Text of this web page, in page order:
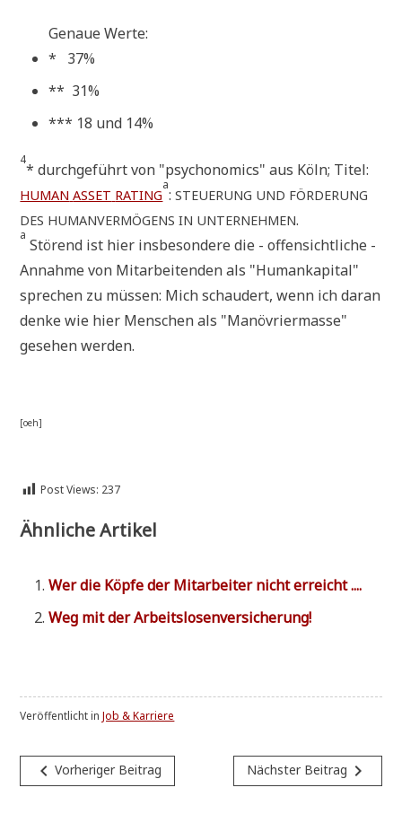
Genaue Wer­te:
* 37%
** 31%
*** 18 und 14%
4
* durch­ge­führt von "psy­cho­no­mics" aus Köln; Titel:
HUMAN ASSET RATING
a
:STEUERUNG UND FÖRDERUNG
DES HUMANVERMÖGENS IN UNTERNEHMEN.
a
Stö­rend ist hier ins­be­son­de­re die - offen­sicht­li­che -
Annah­me von Mit­ar­bei­ten­den als "Human­ka­pi­tal"
spre­chen zu müs­sen: Mich schau­dert, wenn ich dar­an
den­ke wie hier Men­schen als "Manö­vrier­mas­se"
gese­hen werden.
[oeh]
Post Views: 237
Ähnliche Artikel
Wer die Köp­fe der Mit­ar­bei­ter nicht erreicht ....
Weg mit der Arbeitslosenversicherung!
Veröffentlicht inJob & Karriere
Beitragsnavigation
navigate_beforeVorheriger Beitrag Nächster Beitrag navigate_next